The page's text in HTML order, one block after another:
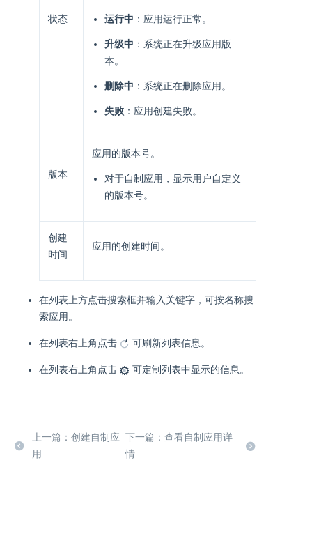
状态 运行中 ：应用运行正常。
升级中 ：系统正在升级应用版
本。
删除中 ：系统正在删除应用。
失败 ：应用创建失败。
版本
应用的版本号。
对于自制应用，显示用户自定义
的版本号。
创建
时间
应用的创建时间。
在列表上方点击搜索框并输入关键字，可按名称搜
索应用。
在列表右上角点击 可刷新列表信息。
在列表右上角点击 可定制列表中显示的信息。
上一篇：创建自制应
用
下一篇：查看自制应用详
情